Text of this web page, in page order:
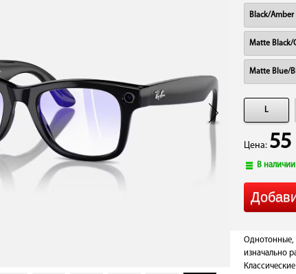
Black/Amber
Matte Black/
Matte Blue/
L
Цена: 55
В наличии
Однотонные,
изначально